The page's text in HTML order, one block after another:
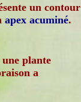
un contour
apex acuminé.
plante
a